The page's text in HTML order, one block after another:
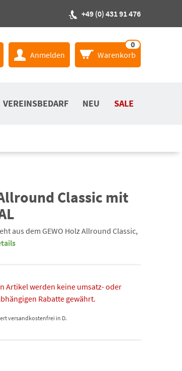
+49 (0) 431 91 476
Anmelden Warenkorb
0
VEREINSBEDARF NEU SALE
Classic mit
aus dem GEWO Holz Allround Classic,
Artikel werden keine umsatz- oder
Rabatte gewährt.
versandkostenfrei in D.